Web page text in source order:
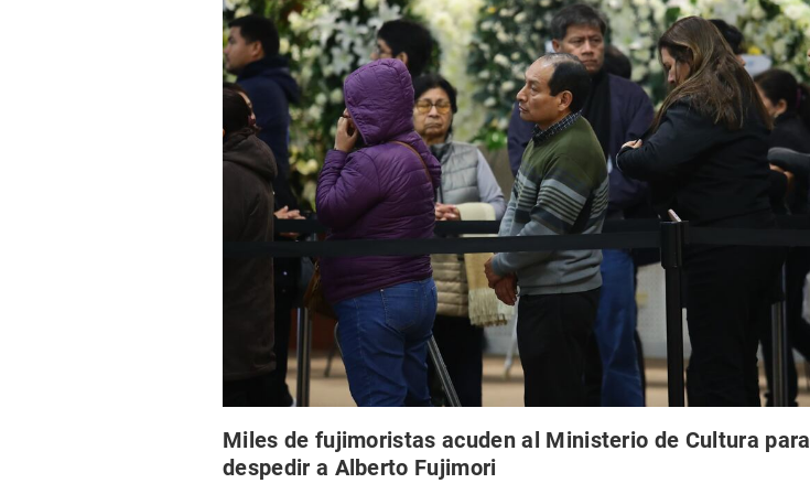
Miles de fujimoristas acuden al Ministerio de Cultura para
despedir a Alberto Fujimori